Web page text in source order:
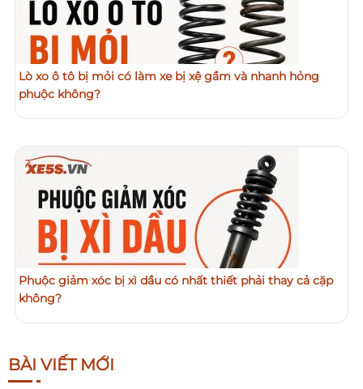
Lò xo ô tô bị mỏi có làm xe bị xệ gầm và nhanh hỏng
phuộc không?
Phuộc giảm xóc bị xì dầu có nhất thiết phải thay cả cặp
không?
BÀI VIẾT MỚI